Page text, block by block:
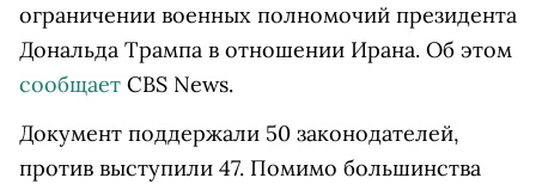
ограничении военных полномочий президента
Дональда Трампа в отношении Ирана. Об этом
сообщает CBS News.
Документ поддержали 50 законодателей,
против выступили 47. Помимо большинства